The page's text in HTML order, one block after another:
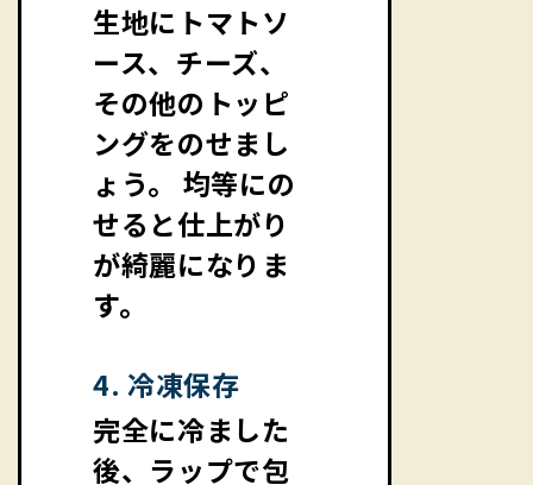
生地にトマトソ
ース、チーズ、
その他のトッピ
ングをのせまし
ょう。 均等にの
せると仕上がり
が綺麗になりま
す。
4. 冷凍保存
完全に冷ました
後、ラップで包